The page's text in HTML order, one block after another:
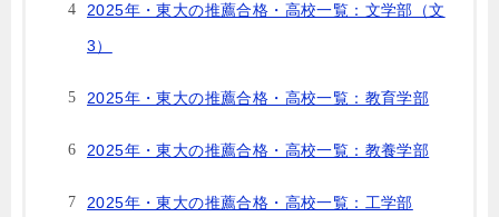
2025年・東大の推薦合格・高校一覧：文学部（文
3）
2025年・東大の推薦合格・高校一覧：教育学部
2025年・東大の推薦合格・高校一覧：教養学部
2025年・東大の推薦合格・高校一覧：工学部